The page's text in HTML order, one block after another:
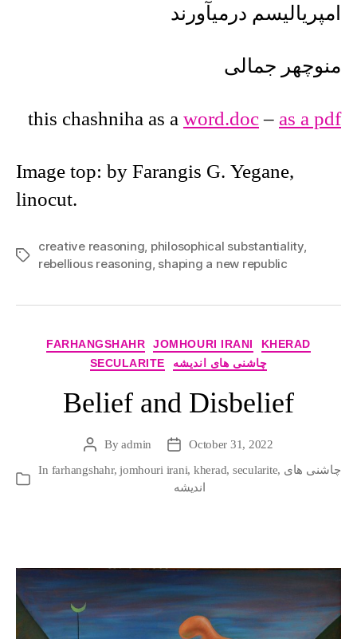
امپریالیسم درمیآورند
منوچهر جمالی
this chashniha as aword.doc– as a pdf
Image top: by Farangis G. Yegane,
linocut.
Tags
creative reasoning, philosophical substantiality,
rebellious reasoning, shaping a new republic
Categories
FARHANGSHAHR JOMHOURI IRANI
KHERAD
SECULARITE
چاشنی های اندیشه
Belief and Disbelief
Post
author
Byadmin
Post
date
October 31, 2022
In farhangshahr,jomhouri irani, kherad, secularite, چاشنی های
اندیشه